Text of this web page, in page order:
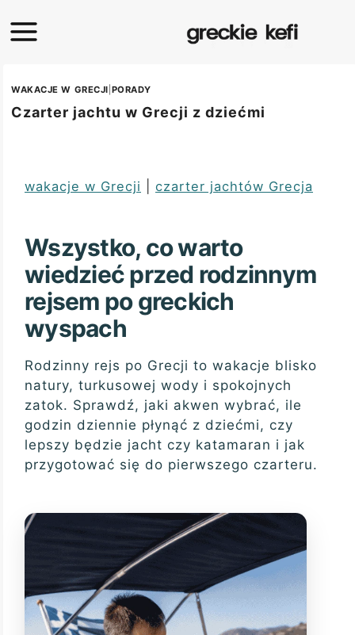
WAKACJE W GRECJI PORADY
Czarter jachtu w Grecji z dziećmi
wakacje w Grecji czarter jachtów Grecja
Wszystko, co warto
wiedzieć przed rodzinnym
rejsem po greckich
wyspach
Rodzinny rejs po Grecji to wakacje blisko
natury, turkusowej wody i spokojnych
zatok. Sprawdź, jaki akwen wybrać, ile
godzin dziennie płynąć z dziećmi, czy
lepszy będzie jacht czy katamaran i jak
przygotować się do pierwszego czarteru.